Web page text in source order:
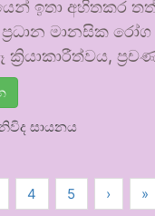
ඉතා අහිතකර
මානසික
ක්‍රියාකාරීත්වය,
සායනය
4 5 › »